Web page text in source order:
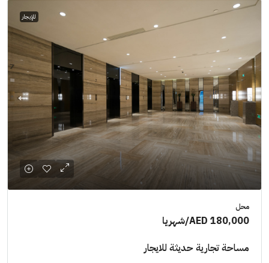
للإيجار
محل
AED 180,000/شهريا
مساحة تجارية حديثة للايجار